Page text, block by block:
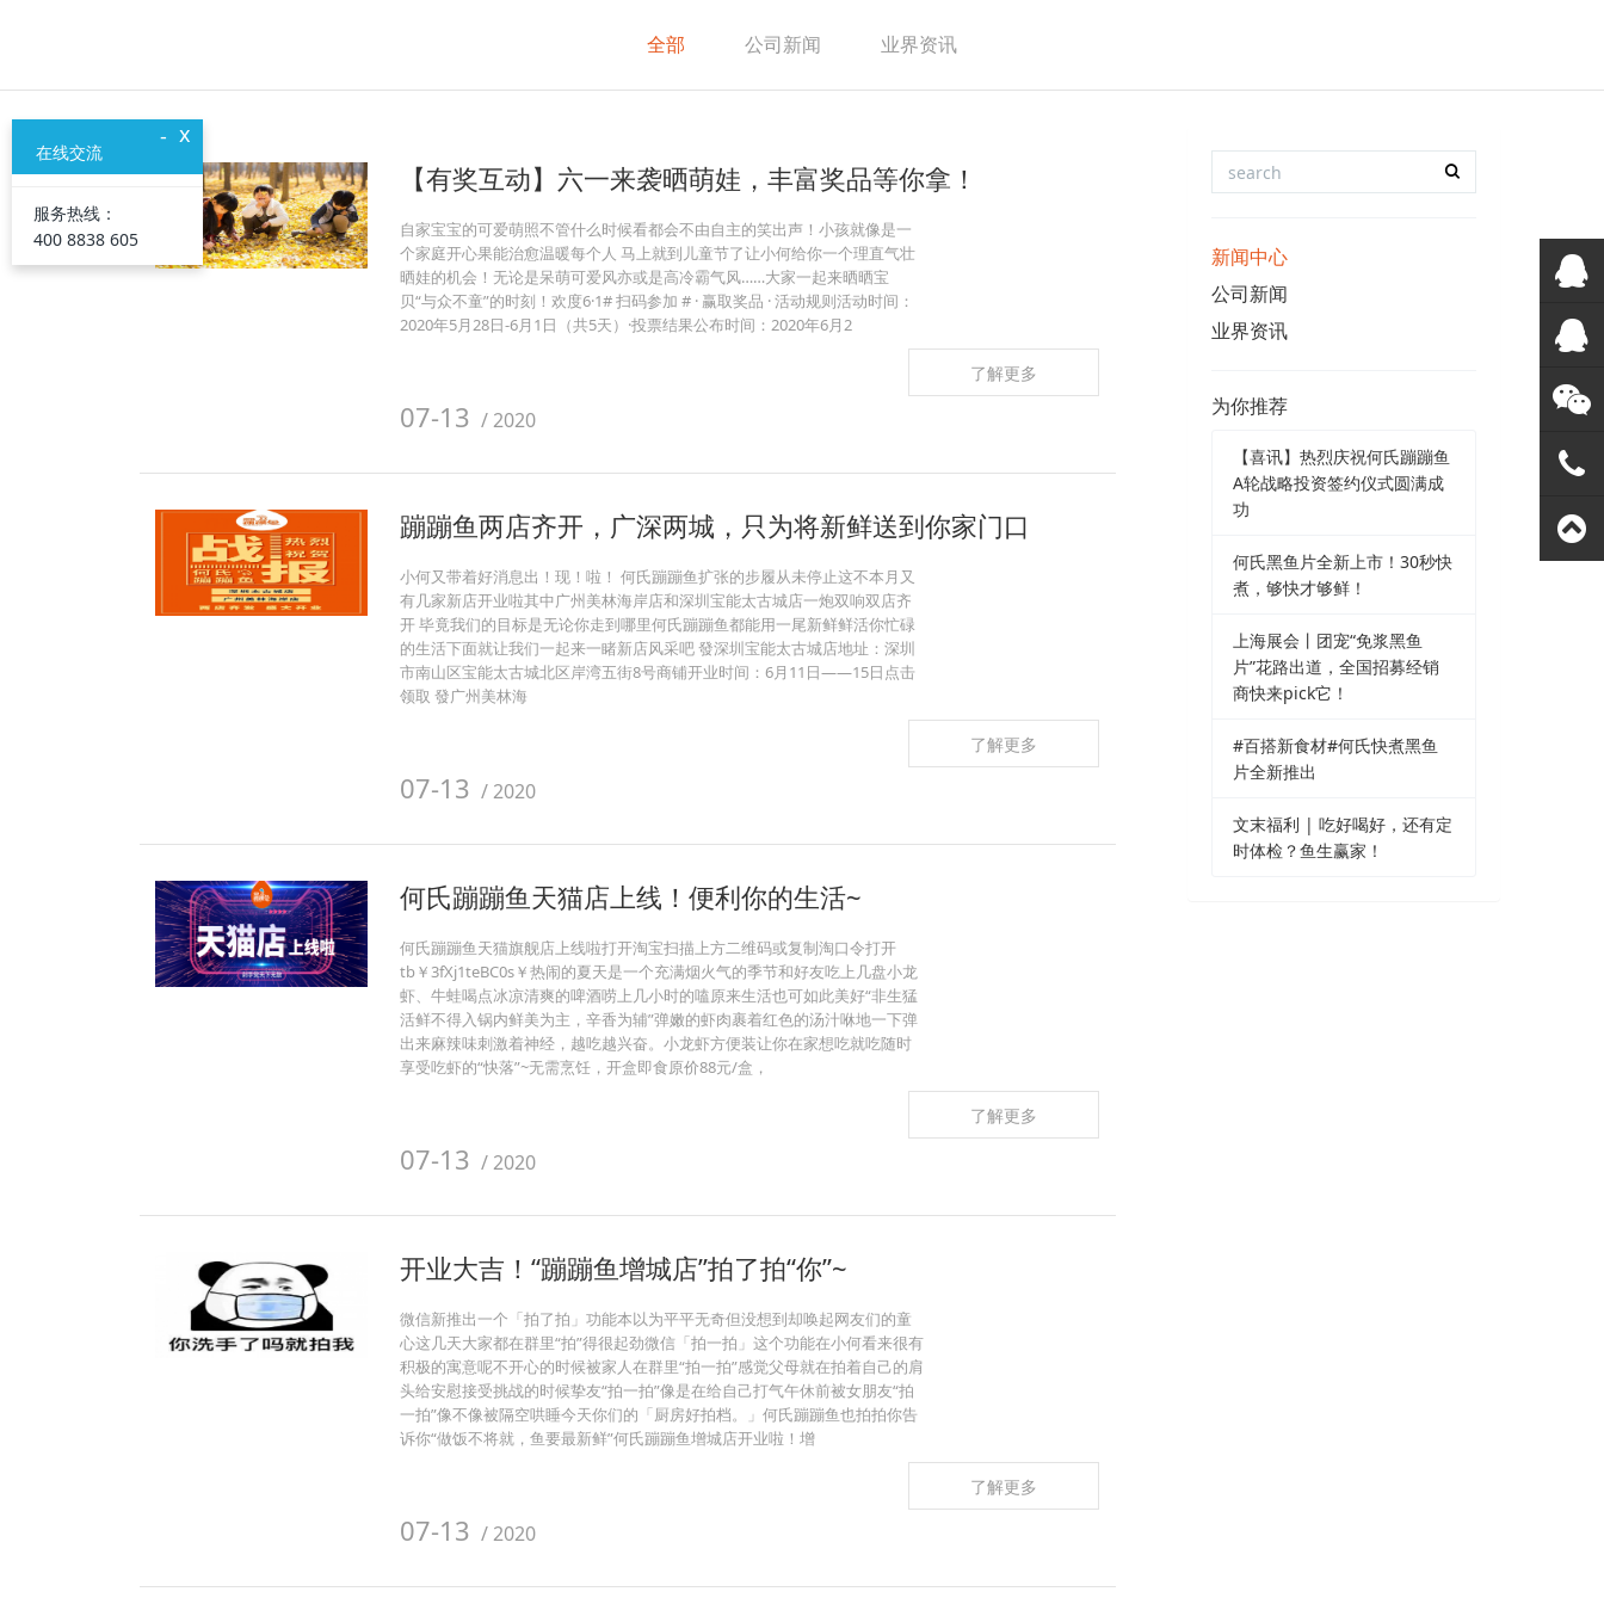
全部 公司新闻 业界资讯
【有奖互动】六一来袭晒萌娃，丰富奖品等你拿！
自家宝宝的可爱萌照不管什么时候看都会不由自主的笑出声！小孩就像是一
个家庭开心果能治愈温暖每个人 马上就到儿童节了让小何给你一个理直气壮
晒娃的机会！无论是呆萌可爱风亦或是高冷霸气风……大家一起来晒晒宝
贝“与众不童”的时刻！欢度6·1# 扫码参加 # · 赢取奖品 · 活动规则活动时间：
2020年5月28日-6月1日（共5天）·投票结果公布时间：2020年6月2
了解更多
07-13 / 2020
蹦蹦鱼两店齐开，广深两城，只为将新鲜送到你家门口
小何又带着好消息出！现！啦！ 何氏蹦蹦鱼扩张的步履从未停止这不本月又
有几家新店开业啦其中广州美林海岸店和深圳宝能太古城店一炮双响双店齐
开 毕竟我们的目标是无论你走到哪里何氏蹦蹦鱼都能用一尾新鲜鲜活你忙碌
的生活下面就让我们一起来一睹新店风采吧 發深圳宝能太古城店地址：深圳
市南山区宝能太古城北区岸湾五街8号商铺开业时间：6月11日——15日点击
领取 發广州美林海
了解更多
07-13 / 2020
何氏蹦蹦鱼天猫店上线！便利你的生活~
何氏蹦蹦鱼天猫旗舰店上线啦打开淘宝扫描上方二维码或复制淘口令打开
tb￥3fXj1teBC0s￥热闹的夏天是一个充满烟火气的季节和好友吃上几盘小龙
虾、牛蛙喝点冰凉清爽的啤酒唠上几小时的嗑原来生活也可如此美好“非生猛
活鲜不得入锅内鲜美为主，辛香为辅”弹嫩的虾肉裹着红色的汤汁咻地一下弹
出来麻辣味刺激着神经，越吃越兴奋。小龙虾方便装让你在家想吃就吃随时
享受吃虾的“快落”~无需烹饪，开盒即食原价88元/盒，
了解更多
07-13 / 2020
开业大吉！“蹦蹦鱼增城店”拍了拍“你”~
微信新推出一个「拍了拍」功能本以为平平无奇但没想到却唤起网友们的童
心这几天大家都在群里“拍”得很起劲微信「拍一拍」这个功能在小何看来很有
积极的寓意呢不开心的时候被家人在群里“拍一拍”感觉父母就在拍着自己的肩
头给安慰接受挑战的时候挚友“拍一拍”像是在给自己打气午休前被女朋友“拍
一拍”像不像被隔空哄睡今天你们的「厨房好拍档。」何氏蹦蹦鱼也拍拍你告
诉你“做饭不将就，鱼要最新鲜”何氏蹦蹦鱼增城店开业啦！增
了解更多
07-13 / 2020
新闻中心
公司新闻
业界资讯
为你推荐
【喜讯】热烈庆祝何氏蹦蹦鱼
A轮战略投资签约仪式圆满成
功
何氏黑鱼片全新上市！30秒快
煮，够快才够鲜！
上海展会丨团宠“免浆黑鱼
片”花路出道，全国招募经销
商快来pick它！
#百搭新食材#何氏快煮黑鱼
片全新推出
文末福利 | 吃好喝好，还有定
时体检？鱼生赢家！
x
-
在线交流
服务热线：
400 8838 605
在线客
服
QQ客服
微信客